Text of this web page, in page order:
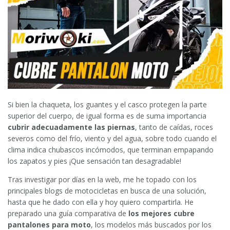
Si bien la chaqueta, los guantes y el casco protegen la parte
superior del cuerpo, de igual forma es de suma importancia
cubrir adecuadamente las piernas, tanto de caídas, roces
severos como del frío, viento y del agua, sobre todo cuando el
clima indica chubascos incómodos, que terminan empapando
los zapatos y pies ¡Que sensación tan desagradable!
Tras investigar por días en la web, me he topado con los
principales blogs de motocicletas en busca de una solución,
hasta que he dado con ella y hoy quiero compartirla. He
preparado una guía comparativa de los mejores cubre
pantalones para moto, los modelos más buscados por los